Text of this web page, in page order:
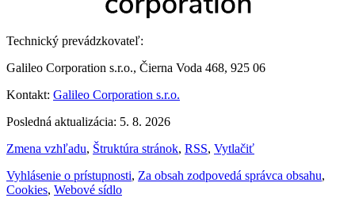
Technický prevádzkovateľ:
Galileo Corporation s.r.o., Čierna Voda 468, 925 06
Kontakt: Galileo Corporation s.r.o.
Posledná aktualizácia: 5. 8. 2026
Zmena vzhľadu, Štruktúra stránok, RSS, Vytlačiť
Vyhlásenie o prístupnosti, Za obsah zodpovedá správca obsahu,
Cookies, Webové sídlo